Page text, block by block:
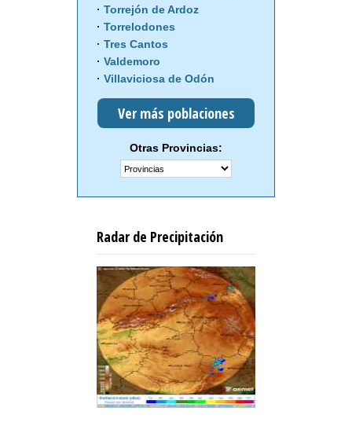
Torrejón de Ardoz
Torrelodones
Tres Cantos
Valdemoro
Villaviciosa de Odón
Ver más poblaciones
Otras Provincias:
Radar de Precipitación